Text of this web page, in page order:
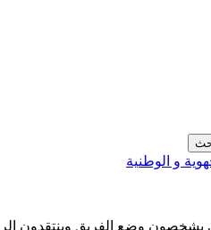
يشخصون وضع الفريق وينتقدون